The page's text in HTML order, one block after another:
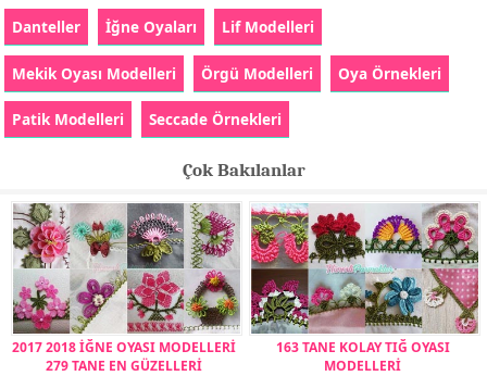
Danteller İğne Oyaları Lif Modelleri
Mekik Oyası Modelleri Örgü Modelleri Oya Örnekleri
Patik Modelleri Seccade Örnekleri
Çok Bakılanlar
2017 2018 İĞNE OYASI MODELLERİ
279 TANE EN GÜZELLERİ
163 TANE KOLAY TIĞ OYASI
MODELLERİ